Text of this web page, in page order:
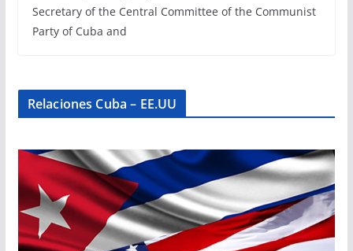
Secretary of the Central Committee of the Communist
Party of Cuba and
Relaciones Cuba – EE.UU